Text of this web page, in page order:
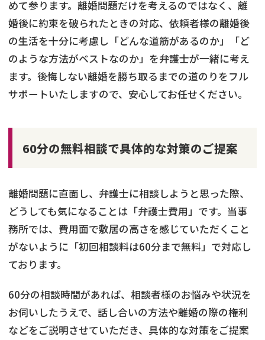
めて参ります。離婚問題だけを考えるのではなく、離
婚後に約束を破られたときの対応、依頼者様の離婚後
の生活を十分に考慮し「どんな道筋があるのか」「ど
のような方法がベストなのか」を弁護士が一緒に考え
ます。後悔しない離婚を勝ち取るまでの道のりをフル
サポートいたしますので、安心してお任せください。
60分の無料相談で具体的な対策のご提案
離婚問題に直面し、弁護士に相談しようと思った際、
どうしても気になることは「弁護士費用」です。当事
務所では、費用面で敷居の高さを感じていただくこと
がないように「初回相談料は60分まで無料」で対応し
ております。
60分の相談時間があれば、相談者様のお悩みや状況を
お伺いしたうえで、話し合いの方法や離婚の際の権利
などをご説明させていただき、具体的な対策をご提案